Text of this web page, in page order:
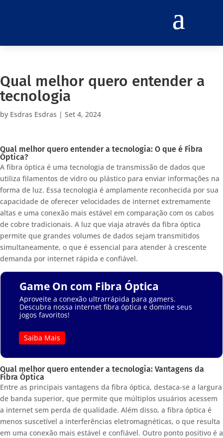
Qual melhor quero entender a
tecnologia
by Esdras Esdras | Set 4, 2024
Qual melhor quero entender a tecnologia: O que é Fibra
Óptica?
A fibra óptica é uma tecnologia de transmissão de dados que
utiliza filamentos de vidro ou plástico para enviar informações na
forma de luz. Essa tecnologia é amplamente reconhecida por sua
capacidade de oferecer velocidades de internet extremamente
altas e uma conexão mais estável em comparação com os cabos
de cobre tradicionais. A luz que viaja através da fibra óptica
permite que grandes volumes de dados sejam transmitidos
simultaneamente, o que é essencial para atender à crescente
demanda por internet rápida e confiável.
Game On com Fibra Óptica
Aproveite a conexão ultrarrápida para gamers.
Descubra nossa internet fibra óptica e domine seus
jogos favoritos!
Saiba Mais
Qual melhor quero entender a tecnologia: Vantagens da
Fibra Óptica
Entre as principais vantagens da fibra óptica, destaca-se a largura
de banda superior, que permite que múltiplos usuários acessem
a internet sem perda de qualidade. Além disso, a fibra óptica é
menos suscetível a interferências eletromagnéticas, o que resulta
em uma conexão mais estável e confiável. Outro ponto positivo é a